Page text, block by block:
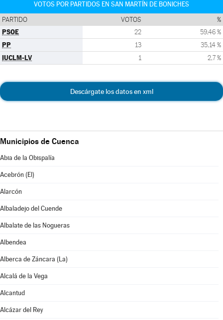
VOTOS POR PARTIDOS EN SAN MARTÍN DE BONICHES
PARTIDO VOTOS %
PSOE 22 59,46 %
PP 13 35,14 %
IUCLM-LV 1 2,7 %
Descárgate los datos en xml
Municipios de Cuenca
Abia de la Obispalía
Acebrón (El)
Alarcón
Albaladejo del Cuende
Albalate de las Nogueras
Albendea
Alberca de Záncara (La)
Alcalá de la Vega
Alcantud
Alcázar del Rey